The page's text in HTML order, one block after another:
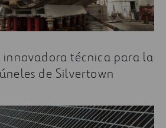
técnica para la
de Silvertown